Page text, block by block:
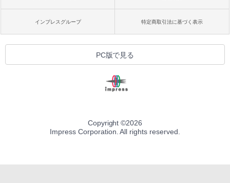
インプレスグループ 特定商取引法に基づく表示
PC版で見る
Copyright ©2026
Impress Corporation. All rights reserved.